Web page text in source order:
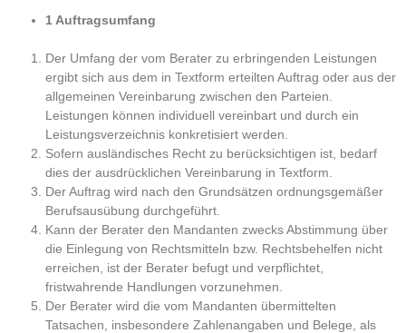
1 Auftragsumfang
Der Umfang der vom Berater zu erbringenden Leistungen
ergibt sich aus dem in Textform erteilten Auftrag oder aus der
allgemeinen Vereinbarung zwischen den Parteien.
Leistungen können individuell vereinbart und durch ein
Leistungsverzeichnis konkretisiert werden.
Sofern ausländisches Recht zu berücksichtigen ist, bedarf
dies der ausdrücklichen Vereinbarung in Textform.
Der Auftrag wird nach den Grundsätzen ordnungsgemäßer
Berufsausübung durchgeführt.
Kann der Berater den Mandanten zwecks Abstimmung über
die Einlegung von Rechtsmitteln bzw. Rechtsbehelfen nicht
erreichen, ist der Berater befugt und verpflichtet,
fristwahrende Handlungen vorzunehmen.
Der Berater wird die vom Mandanten übermittelten
Tatsachen, insbesondere Zahlenangaben und Belege, als